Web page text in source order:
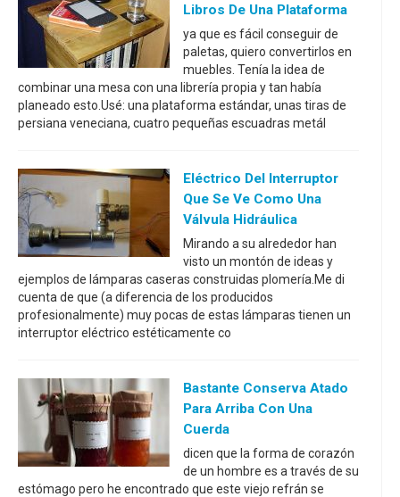
Libros De Una Plataforma
ya que es fácil conseguir de
paletas, quiero convertirlos en
muebles. Tenía la idea de
combinar una mesa con una librería propia y tan había
planeado esto.Usé: una plataforma estándar, unas tiras de
persiana veneciana, cuatro pequeñas escuadras metál
Eléctrico Del Interruptor
Que Se Ve Como Una
Válvula Hidráulica
Mirando a su alrededor han
visto un montón de ideas y
ejemplos de lámparas caseras construidas plomería.Me di
cuenta de que (a diferencia de los producidos
profesionalmente) muy pocas de estas lámparas tienen un
interruptor eléctrico estéticamente co
Bastante Conserva Atado
Para Arriba Con Una
Cuerda
dicen que la forma de corazón
de un hombre es a través de su
estómago pero he encontrado que este viejo refrán se